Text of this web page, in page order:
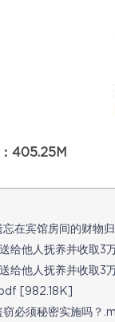
405.25M
在宾馆房间的财物
给他人抚养并收取3
给他人抚养并收取3
[982.18K]
必须秘密实施吗？